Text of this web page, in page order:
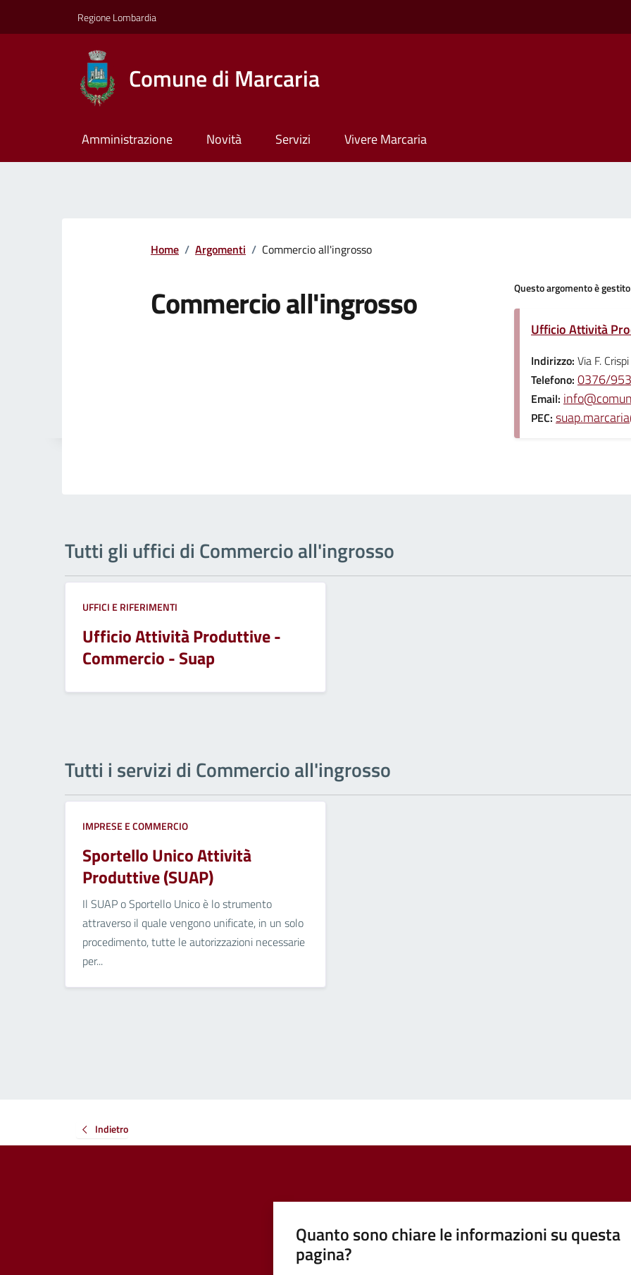
Regione Lombardia
Comune di Marcaria
Amministrazione Novità Servizi Vivere Marcaria
Home / Argomenti / Commercio all'ingrosso
Commercio all'ingrosso Questo argomento è
Ufficio Attività
Indirizzo: Via F.
Telefono: 0376/
Email:
PEC:
Tutti gli uffici di Commercio all'ingrosso
UFFICI E RIFERIMENTI
Ufficio Attività Produttive -
Commercio - Suap
Tutti i servizi di Commercio all'ingrosso
IMPRESE E COMMERCIO
Sportello Unico Attività
Produttive (SUAP)
Il SUAP o Sportello Unico è lo strumento
attraverso il quale vengono unificate, in un solo
procedimento, tutte le autorizzazioni necessarie
per...
Indietro
Quanto sono chiare le informazioni su questa
pagina?